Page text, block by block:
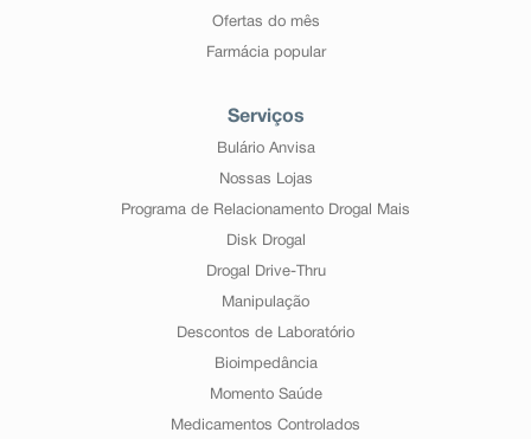
Ofertas do mês
Farmácia popular
Serviços
Bulário Anvisa
Nossas Lojas
Programa de Relacionamento Drogal Mais
Disk Drogal
Drogal Drive-Thru
Manipulação
Descontos de Laboratório
Bioimpedância
Momento Saúde
Medicamentos Controlados